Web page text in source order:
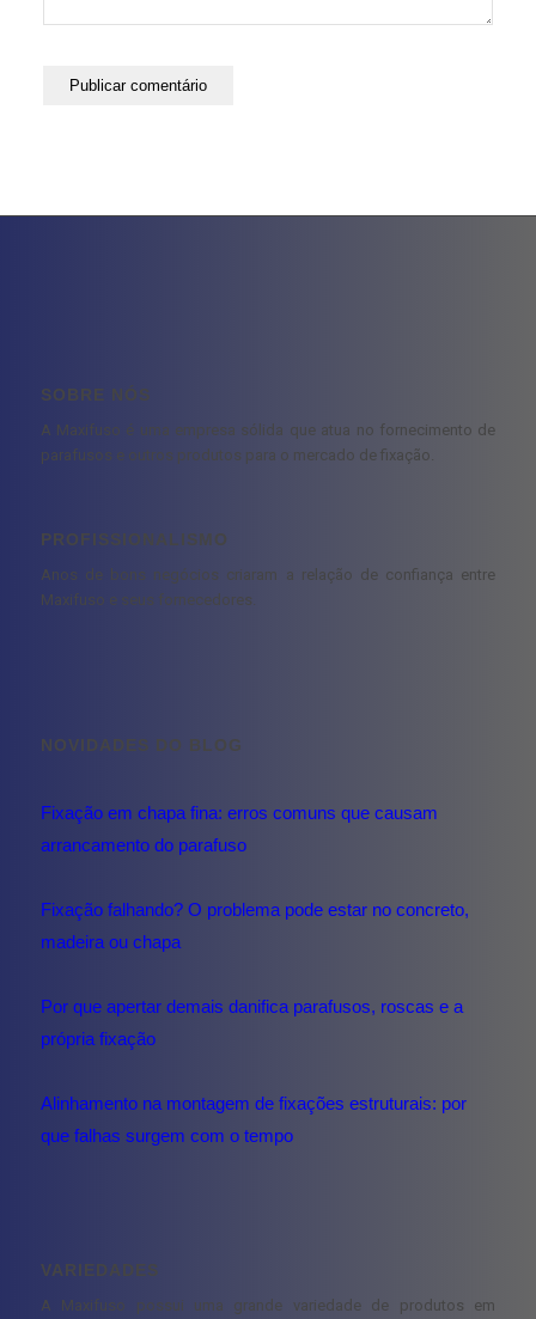
SOBRE NÓS
A Maxifuso é uma empresa sólida que atua no fornecimento de
parafusos e outros produtos para o mercado de fixação.
PROFISSIONALISMO
Anos de bons negócios criaram a relação de confiança entre
Maxifuso e seus fornecedores.
NOVIDADES DO BLOG
Fixação em chapa fina: erros comuns que causam
arrancamento do parafuso
Fixação falhando? O problema pode estar no concreto,
madeira ou chapa
Por que apertar demais danifica parafusos, roscas e a
própria fixação
Alinhamento na montagem de fixações estruturais: por
que falhas surgem com o tempo
VARIEDADES
A Maxifuso possui uma grande variedade de produtos em